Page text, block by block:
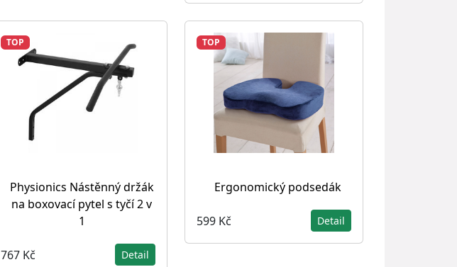
TOP
Physionics Nástěnný držák
na boxovací pytel s tyčí 2 v
1
767 Kč Detail
TOP
Ergonomický podsedák
599 Kč Detail